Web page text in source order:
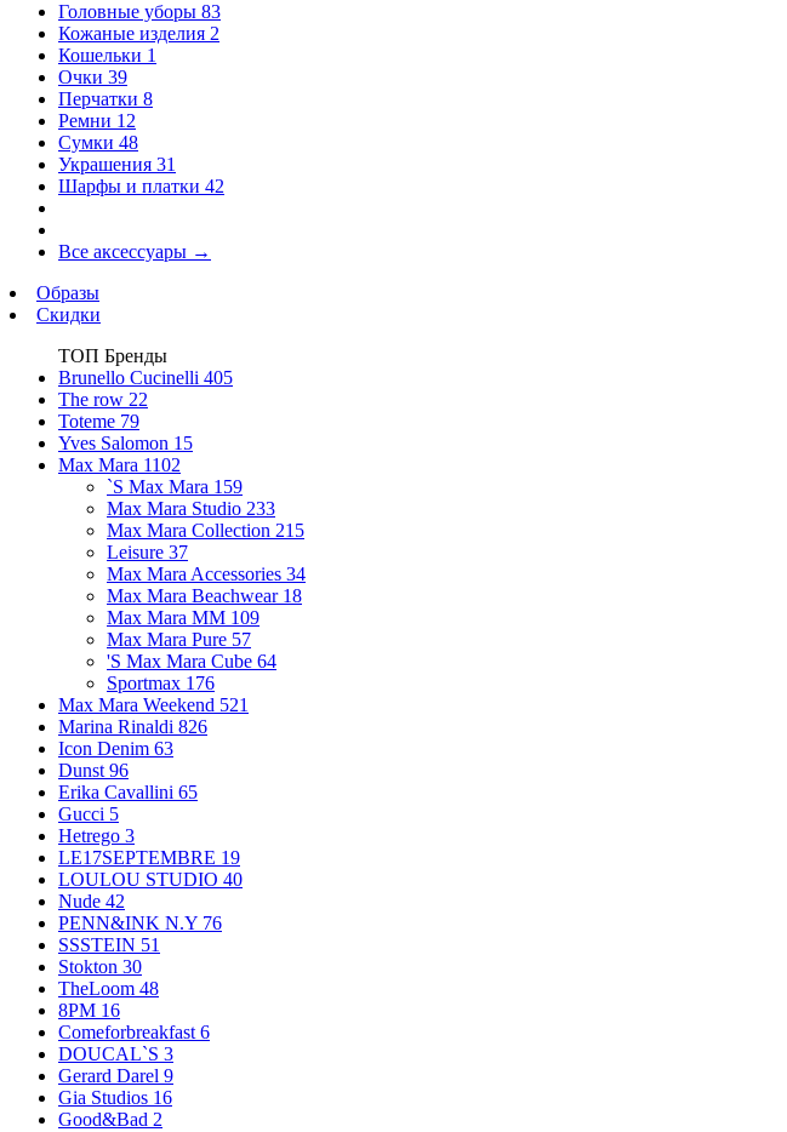
Головные уборы 83
Кожаные изделия 2
Кошельки 1
Очки 39
Перчатки 8
Ремни 12
Сумки 48
Украшения 31
Шарфы и платки 42
Все аксессуары →
Образы
Скидки
ТОП Бренды
Brunello Cucinelli 405
The row 22
Toteme 79
Yves Salomon 15
Max Mara 1102
`S Max Mara 159
Max Mara Studio 233
Max Mara Collection 215
Leisure 37
Max Mara Accessories 34
Max Mara Beachwear 18
Max Mara MM 109
Max Mara Pure 57
'S Max Mara Cube 64
Sportmax 176
Max Mara Weekend 521
Marina Rinaldi 826
Icon Denim 63
Dunst 96
Erika Cavallini 65
Gucci 5
Hetrego 3
LE17SEPTEMBRE 19
LOULOU STUDIO 40
Nude 42
PENN&INK N.Y 76
SSSTEIN 51
Stokton 30
TheLoom 48
8PM 16
Comeforbreakfast 6
DOUCAL`S 3
Gerard Darel 9
Gia Studios 16
Good&Bad 2